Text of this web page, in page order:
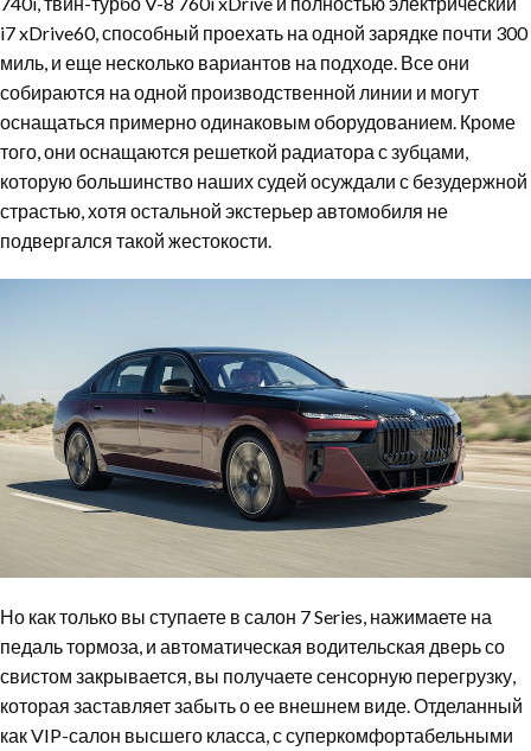
i7 xDrive60, способный проехать на одной зарядке почти 300
миль, и еще несколько вариантов на подходе. Все они
собираются на одной производственной линии и могут
оснащаться примерно одинаковым оборудованием. Кроме
того, они оснащаются решеткой радиатора с зубцами,
которую большинство наших судей осуждали с безудержной
страстью, хотя остальной экстерьер автомобиля не
подвергался такой жестокости.
Но как только вы ступаете в салон 7 Series, нажимаете на
педаль тормоза, и автоматическая водительская дверь со
свистом закрывается, вы получаете сенсорную перегрузку,
которая заставляет забыть о ее внешнем виде. Отделанный
как VIP-салон высшего класса, с суперкомфортабельными